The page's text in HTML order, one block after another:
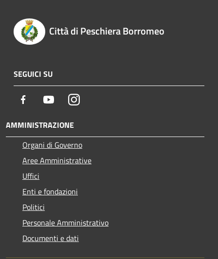
Città di Peschiera Borromeo
SEGUICI SU
Facebook YoutubeInstagram
AMMINISTRAZIONE
Organi di Governo
Aree Amministrative
Uffici
Enti e fondazioni
Politici
Personale Amministrativo
Documenti e dati